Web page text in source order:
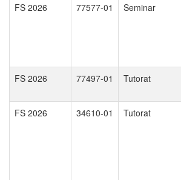
FS 2026 77577-01 Seminar
FS 2026
77497-01 Tutorat
FS 2026
34610-01 Tutorat